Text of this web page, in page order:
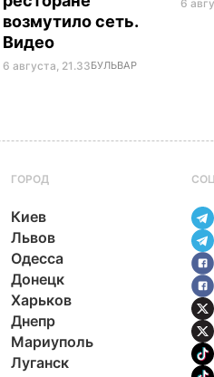
возмутило сеть.
Видео
6 августа, 21.33БУЛЬВАР
6
ГОРОД
Киев
Львов
Одесса
Донецк
Харьков
Днепр
Мариуполь
Луганск